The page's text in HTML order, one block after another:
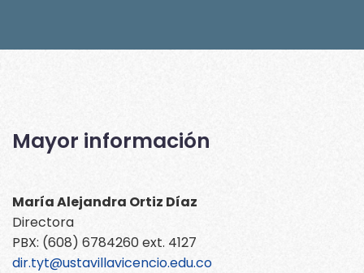
Mayor información
María Alejandra Ortiz Díaz
Directora
PBX: (608) 6784260 ext. 4127
dir.tyt@ustavillavicencio.edu.co